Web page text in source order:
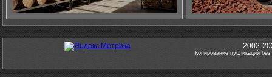
2002-
Копирование публикаций